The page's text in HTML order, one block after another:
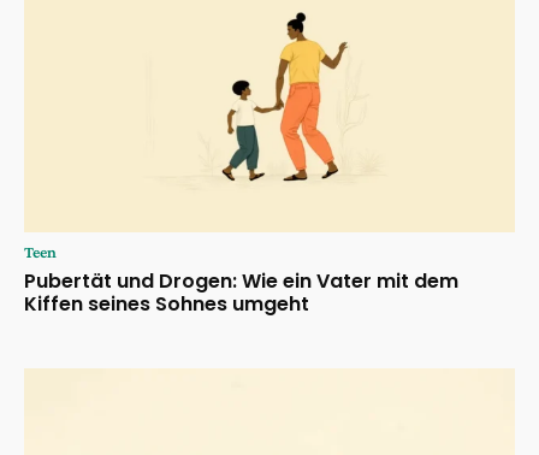
Teen
Pubertät und Drogen: Wie ein Vater mit dem
Kiffen seines Sohnes umgeht